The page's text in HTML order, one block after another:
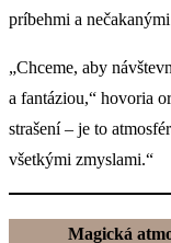
príbehmi a
„Chceme, aby
a fantáziou,“ hovoria
strašení – je to
všetkými zmyslami.“
Magická